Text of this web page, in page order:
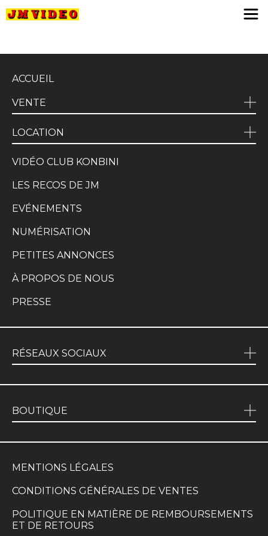
ACCUEIL
VENTE
LOCATION
VIDÉO CLUB KONBINI
LES RECOS DE JM
EVÉNEMENTS
NUMÉRISATION
PETITES ANNONCES
À PROPOS DE NOUS
PRESSE
RÉSEAUX SOCIAUX
BOUTIQUE
MENTIONS LÉGALES
CONDITIONS GÉNÉRALES DE VENTES
POLITIQUE EN MATIÈRE DE REMBOURSEMENTS
ET DE RETOURS